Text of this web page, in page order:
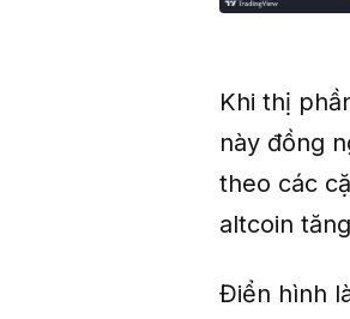
Khi thị
này đồng
theo các
altcoin
Điển hình